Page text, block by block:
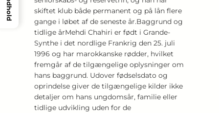
skiftet klub både permanent og på lån flere
gange i løbet af de seneste år.Baggrund og
tidlige årMehdi Chahiri er født i Grande-
Synthe i det nordlige Frankrig den 25. juli
1996 og har marokkanske rødder, hvilket
fremgår af de tilgængelige oplysninger om
hans baggrund. Udover fødselsdato og
oprindelse giver de tilgængelige kilder ikke
detaljer om hans ungdomsår, familie eller
tidlige udvikling uden for de
Indhold